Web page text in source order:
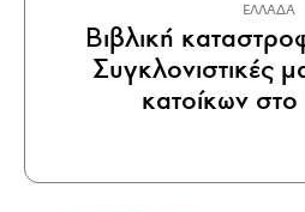
ΕΛΛΑΔΑ
Βιβλική
Συγκλονιστικές
κατοίκων